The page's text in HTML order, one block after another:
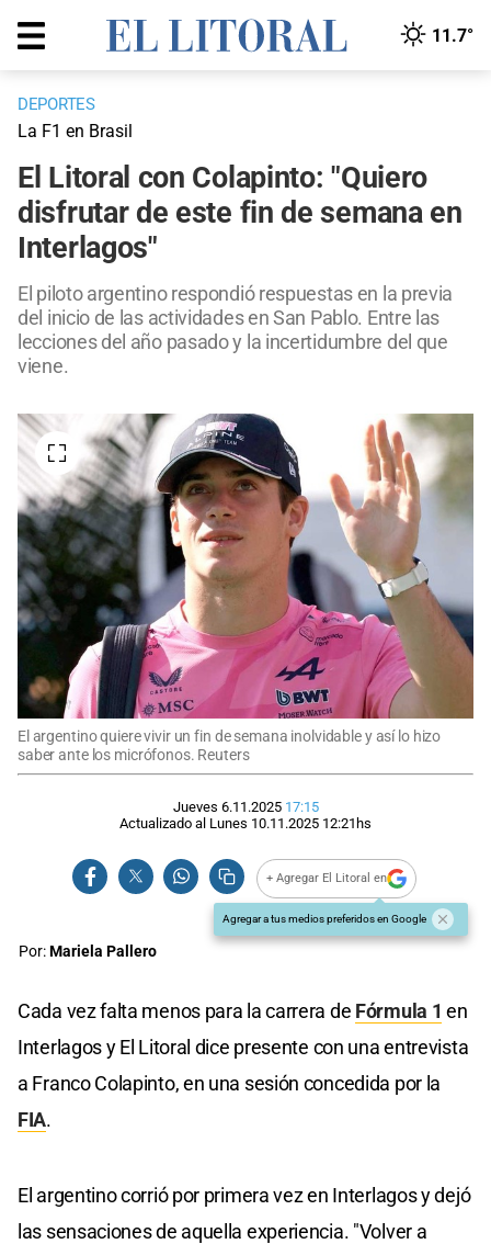
11.7°
DEPORTES
La F1 en Brasil
El Litoral con Colapinto: "Quiero
disfrutar de este fin de semana en
Interlagos"
El piloto argentino respondió respuestas en la previa
del inicio de las actividades en San Pablo. Entre las
lecciones del año pasado y la incertidumbre del que
viene.
El argentino quiere vivir un fin de semana inolvidable y así lo hizo
saber ante los micrófonos. Reuters
Jueves 6.11.2025 17:15
Actualizado al Lunes 10.11.2025 12:21hs
+ Agregar El Litoral en
Agregar a tus medios preferidos en Google
Por:Mariela Pallero
Cada vez falta menos para la carrera de Fórmula 1 en
Interlagos y El Litoral dice presente con una entrevista
a Franco Colapinto, en una sesión concedida por la
FIA.
El argentino corrió por primera vez en Interlagos y dejó
las sensaciones de aquella experiencia. "Volver a